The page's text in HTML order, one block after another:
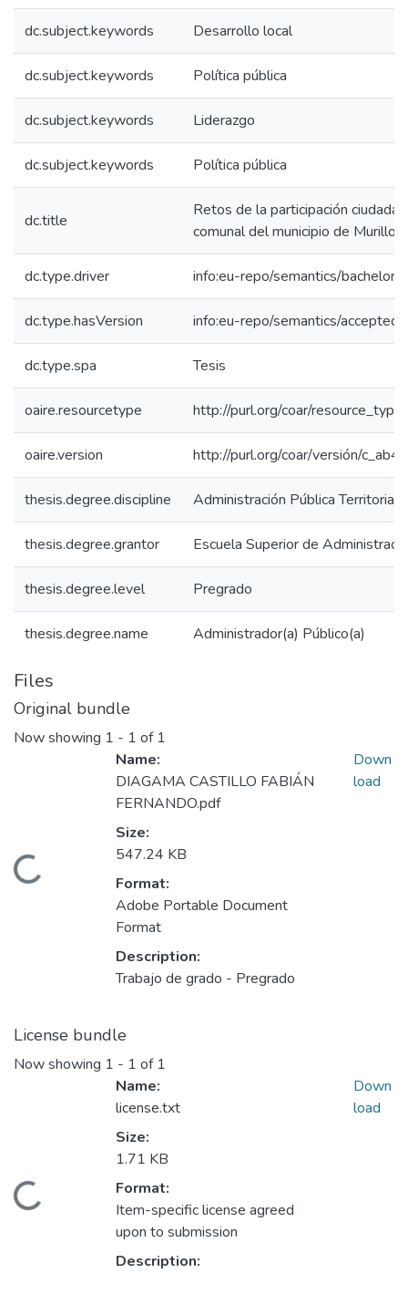
dc.subject.keywords Desarrollo local
dc.subject.keywords Política pública
dc.subject.keywords Liderazgo
dc.subject.keywords Política pública
dc.title
Retos de la participación
comunal del municipio de Murillo
dc.type.driver info:eu-repo/semantics/
dc.type.hasVersion info:eu-repo/semantics/
dc.type.spa Tesis
oaire.resourcetype http://purl.org/coar/
oaire.version http://purl.org/coar/versión/
thesis.degree.discipline Administración Pública Territorial
thesis.degree.grantor Escuela Superior de
thesis.degree.level Pregrado
thesis.degree.name Administrador(a) Público(a)
Files
Original bundle
Now showing 1 - 1 of 1
Loading...
Name:
DIAGAMA CASTILLO FABIÁN
FERNANDO.pdf
Size:
547.24 KB
Format:
Adobe Portable Document
Format
Description:
Trabajo de grado - Pregrado
Down
load
License bundle
Now showing 1 - 1 of 1
Loading...
Name:
license.txt
Size:
1.71 KB
Format:
Item-specific license agreed
upon to submission
Description:
Down
load